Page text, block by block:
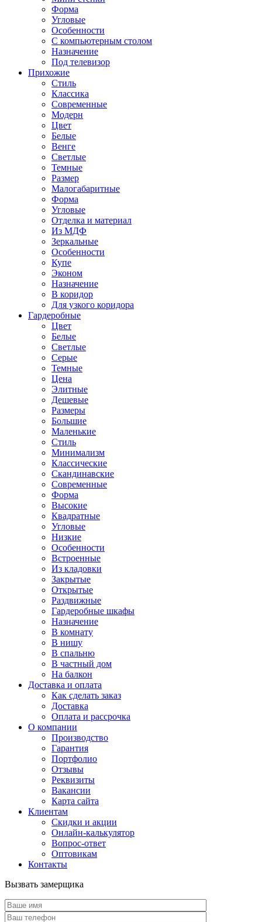
Форма
Угловые
Особенности
С компьютерным столом
Назначение
Под телевизор
Прихожие
Стиль
Классика
Современные
Модерн
Цвет
Белые
Венге
Светлые
Темные
Размер
Малогабаритные
Форма
Угловые
Отделка и материал
Из МДФ
Зеркальные
Особенности
Купе
Эконом
Назначение
В коридор
Для узкого коридора
Гардеробные
Цвет
Белые
Светлые
Серые
Темные
Цена
Элитные
Дешевые
Размеры
Большие
Маленькие
Стиль
Минимализм
Классические
Скандинавские
Современные
Форма
Высокие
Квадратные
Угловые
Низкие
Особенности
Встроенные
Из кладовки
Закрытые
Открытые
Раздвижные
Гардеробные шкафы
Назначение
В комнату
В нишу
В спальню
В частный дом
На балкон
Доставка и оплата
Как сделать заказ
Доставка
Оплата и рассрочка
О компании
Производство
Гарантия
Портфолио
Отзывы
Реквизиты
Вакансии
Карта сайта
Клиентам
Скидки и акции
Онлайн-калькулятор
Вопрос-ответ
Оптовикам
Контакты
Вызвать замерщика